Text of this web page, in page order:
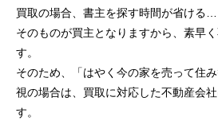
買取の場合、書主を探す時間が省ける
そのものが買主となりますから、素早
す。
そのため、「はやく今の家を売って住
視の場合は、買取に対応した不動産会
す。